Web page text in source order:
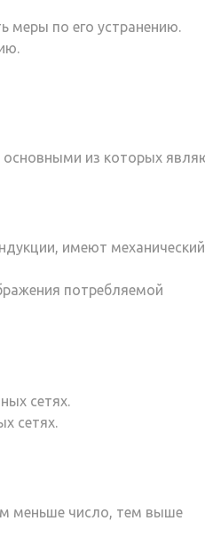
меры по его устранению.
из которых
имеют механический
потребляемой
сетях.
сетях.
меньше число, тем выше